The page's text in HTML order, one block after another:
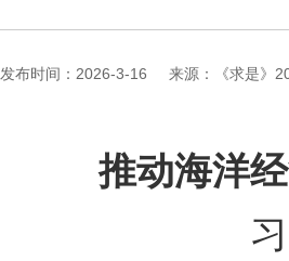
发布时间：2026-3-16 来源：《求是》
推动海洋